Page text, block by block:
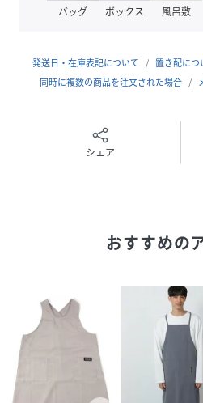
バッグ ボックス 風呂敷
発送日・在庫表記について 置き配につ
同時に複数の商品を注文された場合
シェア
おすすめの